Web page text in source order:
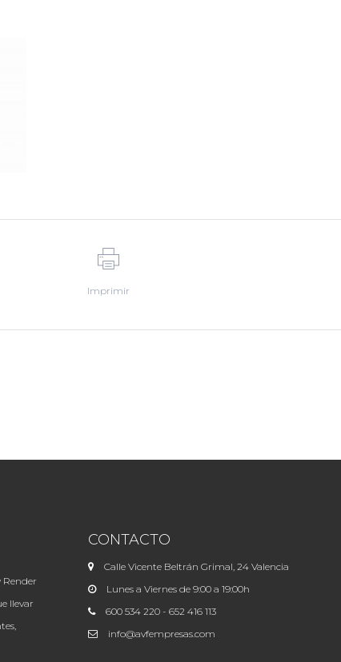
Imprimir
llevar
CONTACTO
Calle Vicente Beltrán Grimal, 24 Valencia
Lunes a Viernes de 9:00 a 19:00h
600 534 220 - 652 416 113
info@avfempresas.com